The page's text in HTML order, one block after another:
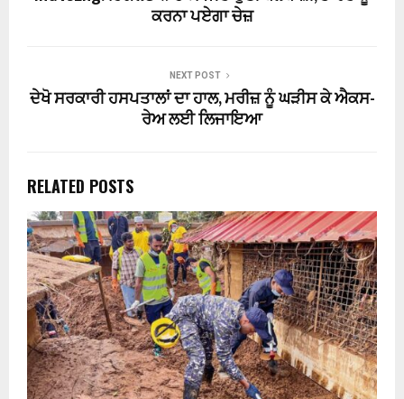
ਕਰਨਾ ਪਏਗਾ ਚੇਜ਼
NEXT POST
ਦੇਖੋ ਸਰਕਾਰੀ ਹਸਪਤਾਲਾਂ ਦਾ ਹਾਲ, ਮਰੀਜ਼ ਨੂੰ ਘੜੀਸ ਕੇ ਐਕਸ-
ਰੇਅ ਲਈ ਲਿਜਾਇਆ
RELATED POSTS